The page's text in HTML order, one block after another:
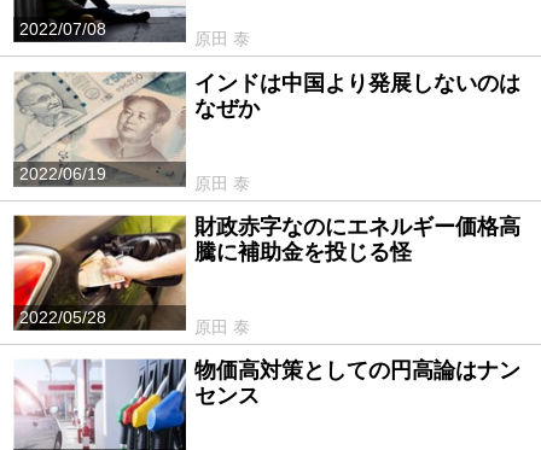
2022/07/08
原田 泰
2022/06/19
インドは中国より発展しないのは
なぜか
原田 泰
2022/05/28
財政赤字なのにエネルギー価格高
騰に補助金を投じる怪
原田 泰
物価高対策としての円高論はナン
センス